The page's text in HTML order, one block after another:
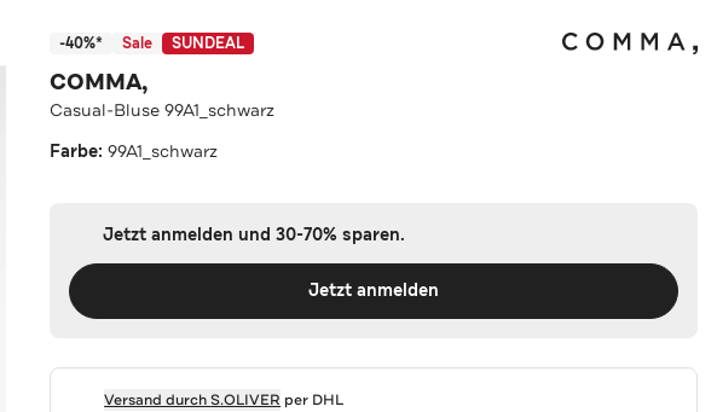
-40%* Sale SUNDEAL
COMMA,
Casual-Bluse 99A1_schwarz
Farbe:99A1_schwarz
Jetzt anmelden und 30-70% sparen.
Jetzt anmelden
Versand durchS.OLIVER per DHL